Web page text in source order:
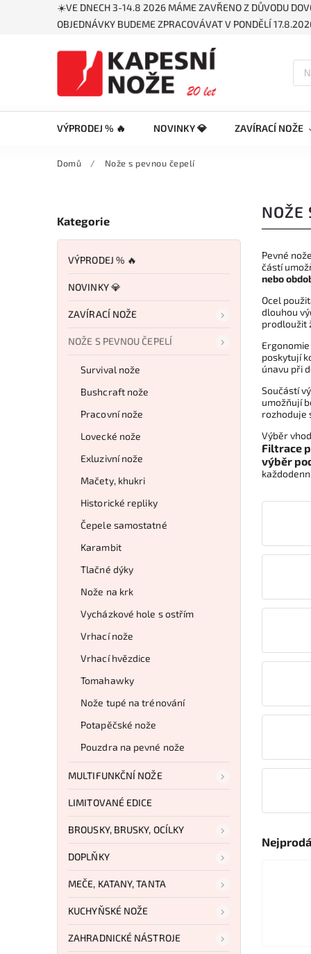
☀️VE DNECH 3-14.8 2026 MÁME ZAVŘENO Z DŮVODU
OBJEDNÁVKY BUDEME ZPRACOVÁVAT V PONDĚLÍ
VÝPRODEJ % 🔥 NOVINKY 💎 ZAVÍRACÍ NOŽE
Domů / Nože s pevnou čepelí
Kategorie
VÝPRODEJ % 🔥
NOVINKY 💎
ZAVÍRACÍ NOŽE
NOŽE S PEVNOU ČEPELÍ
Survival nože
Bushcraft nože
Pracovní nože
Lovecké nože
Exluzivní nože
Mačety, khukri
Historické repliky
Čepele samostatné
Karambit
Tlačné dýky
Nože na krk
Vycházkové hole s ostřím
Vrhací nože
Vrhací hvězdice
Tomahawky
Nože tupé na trénování
Potapěčské nože
Pouzdra na pevné nože
MULTIFUNKČNÍ NOŽE
LIMITOVANÉ EDICE
BROUSKY, BRUSKY, OCÍLKY
DOPLŇKY
MEČE, KATANY, TANTA
KUCHYŇSKÉ NOŽE
ZAHRADNICKÉ NÁSTROJE
NOŽE
Pevné
částí
nebo
Ocel
dlouhou
prodloužit
poskytují
únavu při
Součástí
umožňují
rozhoduje
Výběr
Filtrace
výběr